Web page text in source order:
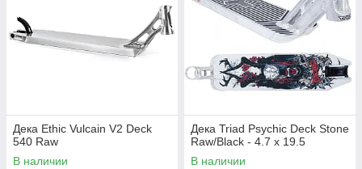
Дека Ethic Vulcain V2 Deck
540 Raw
В наличии
Дека Triad Psychic Deck Stone
Raw/Black - 4.7 x 19.5
В наличии